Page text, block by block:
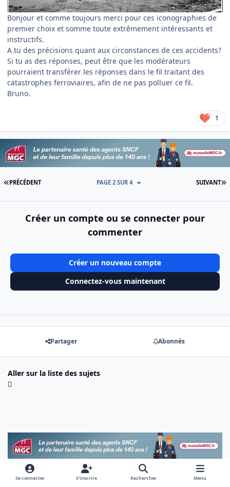
Bonjour et comme toujours merci pour ces iconographies de
premier choix et somme toute extrêmement intéressants et
instructifs.
A tu des précisions quant aux circonstances de ces accidents?
Si tu as des réponses, peut être que les modérateurs
pourraient transférer les réponses dans le fil traitant des
catastrophes ferroviaires, afin de ne pas polluer ce fil.
Bruno.
1
PREMIÈRE PAGE
PRÉCÉDENT SUIVANT
PAGE 2 SUR 4
Créer un compte ou se connecter pour
commenter
Créer un nouveau compte
Connectez-vous maintenant
Partager Abonnés
Aller sur la liste des sujets
Se connecter S’inscrire Rechercher Menu